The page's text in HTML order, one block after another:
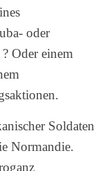
oder
Oder einem
Soldaten
Normandie.